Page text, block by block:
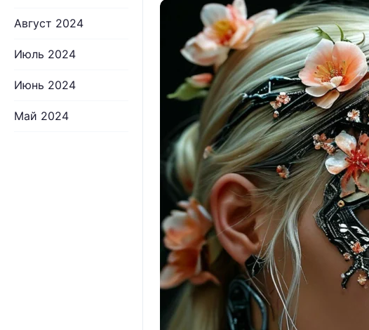
Август 2024
Июль 2024
Июнь 2024
Май 2024